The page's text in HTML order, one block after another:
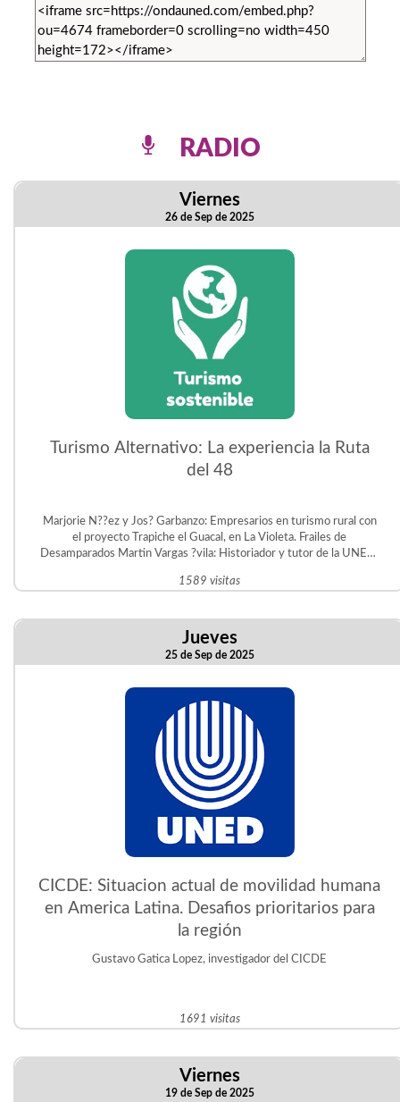
RADIO
Viernes
26 de Sep de 2025
Turismo Alternativo: La experiencia la Ruta
del 48
Marjorie N??ez y Jos? Garbanzo: Empresarios en turismo rural con
el proyecto Trapiche el Guacal, en La Violeta. Frailes de
Desamparados Martin Vargas ?vila: Historiador y tutor de la UNED.
1589 visitas
Jueves
25 de Sep de 2025
CICDE: Situacion actual de movilidad humana
en America Latina. Desafios prioritarios para
la región
Gustavo Gatica Lopez, investigador del CICDE
1691 visitas
Viernes
19 de Sep de 2025